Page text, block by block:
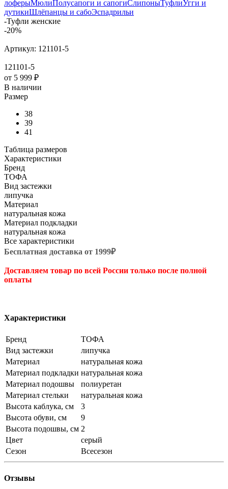
лоферыМюлиПолусапоги и сапогиСлипоныТуфлиУгги и
дутикиШлёпанцы и сабоЭспадрильи
-Туфли женские
-20%
Артикул: 121101-5
121101-5
от 5 999 ₽
В наличии
Размер
38
39
41
Таблица размеров
Характеристики
Бренд
ТОФА
Вид застежки
липучка
Материал
натуральная кожа
Материал подкладки
натуральная кожа
Все характеристики
Бесплатная доставка от 1999₽
Доставляем товар по всей России только после полной
оплаты
Характеристики
Бренд
ТОФА
Вид застежки
липучка
Материал
натуральная кожа
Материал подкладки натуральная кожа
Материал подошвы
полиуретан
Материал стельки
натуральная кожа
Высота каблука, см
3
Высота обуви, см
9
Высота подошвы, см 2
Цвет
серый
Сезон
Всесезон
Отзывы